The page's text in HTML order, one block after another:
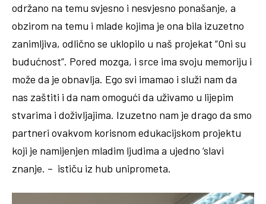
održano na temu svjesno i nesvjesno ponašanje, a
obzirom na temu i mlade kojima je ona bila izuzetno
zanimljiva, odlično se uklopilo u naš projekat “Oni su
budućnost”. Pored mozga, i srce ima svoju memoriju i
može da je obnavlja. Ego svi imamao i služi nam da
nas zaštiti i da nam omogući da uživamo u lijepim
stvarima i doživljajima. Izuzetno nam je drago da smo
partneri ovakvom korisnom edukacijskom projektu
koji je namijenjen mladim ljudima a ujedno ‘slavi
znanje. – ističu iz hub uniprometa.